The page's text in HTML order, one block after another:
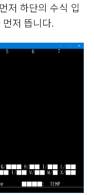
저 하단의 수식 입
저 뜹니다.